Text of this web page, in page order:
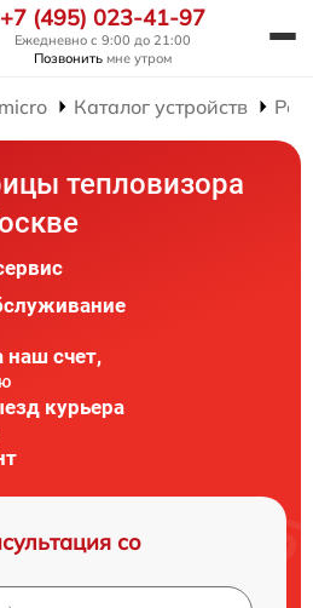
+7 (495) 023-41-97
Ежедневно с 9:00 до 21:00
Позвонить мне утром
Каталог устройств
тепловизора
наш счет,
курьера
со